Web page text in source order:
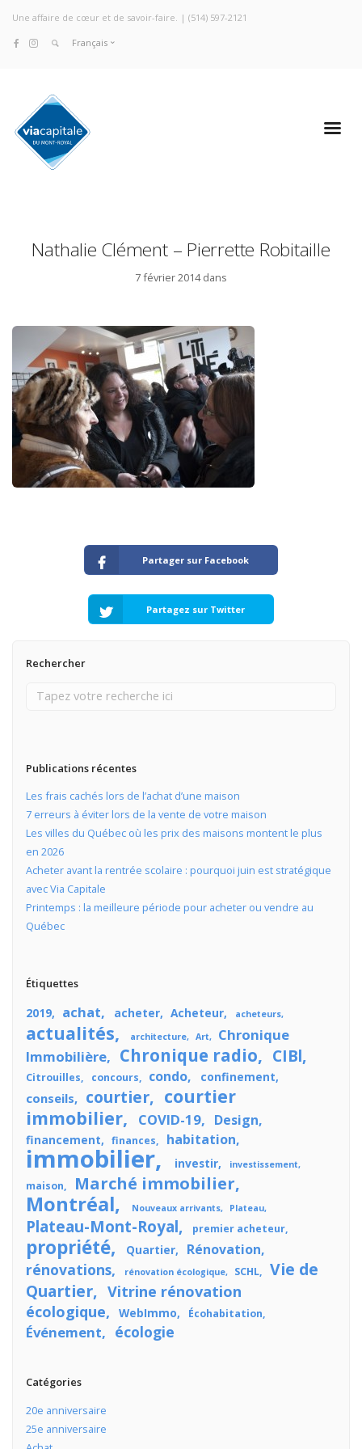
Une affaire de cœur et de savoir-faire. | (514) 597-2121
Français
Nathalie Clément – Pierrette Robitaille
7 février 2014 dans
Partager sur Facebook
Partagez sur Twitter
Rechercher
Publications récentes
Les frais cachés lors de l’achat d’une maison
7 erreurs à éviter lors de la vente de votre maison
Les villes du Québec où les prix des maisons montent le plus
en 2026
Acheter avant la rentrée scolaire : pourquoi juin est stratégique
avec Via Capitale
Printemps : la meilleure période pour acheter ou vendre au
Québec
Étiquettes
2019 achat acheter Acheteur acheteurs
actualités architecture Art
Chronique
Immobilière
Chronique radio CIBl
Citrouilles concours condo confinement
conseils courtier
courtier
immobilier
COVID-19 Design
financement finances habitation
immobilier investir investissement
maison Marché immobilier
Montréal Nouveaux arrivants Plateau
Plateau-Mont-Royal premier acheteur
propriété Quartier Rénovation
rénovations rénovation écologique SCHL
Vie de
Quartier
Vitrine rénovation
écologique
WebImmo Écohabitation
Événement écologie
Catégories
20e anniversaire
25e anniversaire